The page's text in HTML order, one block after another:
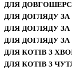
ДЛЯ
ДЛЯ ДОГЛЯДУ
ДЛЯ ДОГЛЯДУ
ДЛЯ ДОГЛЯДУ
ДЛЯ КОТІВ З
ДЛЯ КОТІВ З